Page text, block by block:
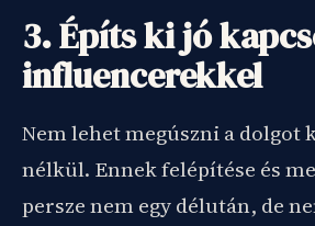
3. Építs ki jó
influencerekkel
Nem lehet megúszni a dolgot
nélkül. Ennek felépítése és
persze nem egy délután, de